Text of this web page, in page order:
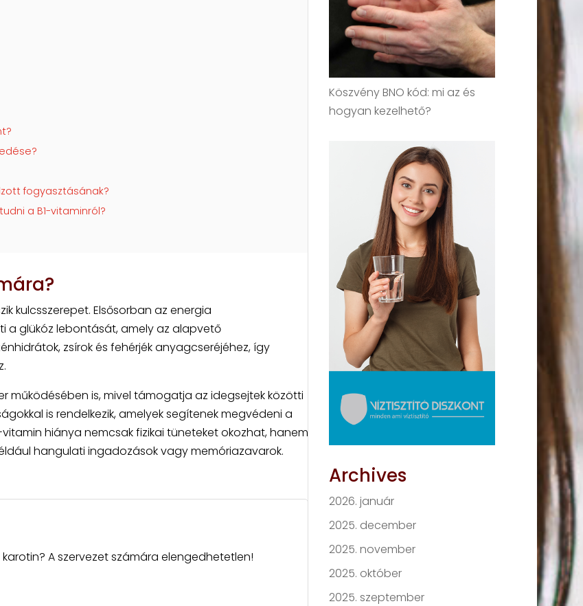
fogyasztásának?
a B1-vitaminról?
kulcsszerepet. Elsősorban az energia
a glükóz lebontását, amely az alapvető
zsírok és fehérjék anyagcseréjéhez, így
működésében is, mivel támogatja az idegsejtek közötti
is rendelkezik, amelyek segítenek megvédeni a
hiánya nemcsak fizikai tüneteket okozhat, hanem
hangulati ingadozások vagy memóriazavarok.
A szervezet számára elengedhetetlen!
Köszvény BNO kód: mi az és
hogyan kezelhető?
Archives
2026. január
2025. december
2025. november
2025. október
2025. szeptember